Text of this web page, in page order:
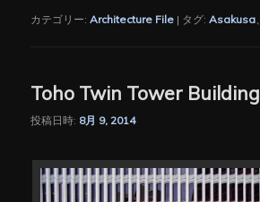
カテゴリー: Architecture File | タグ: Asakusa
Toho Twin Tower Building
投稿日時: 8月 9, 2014